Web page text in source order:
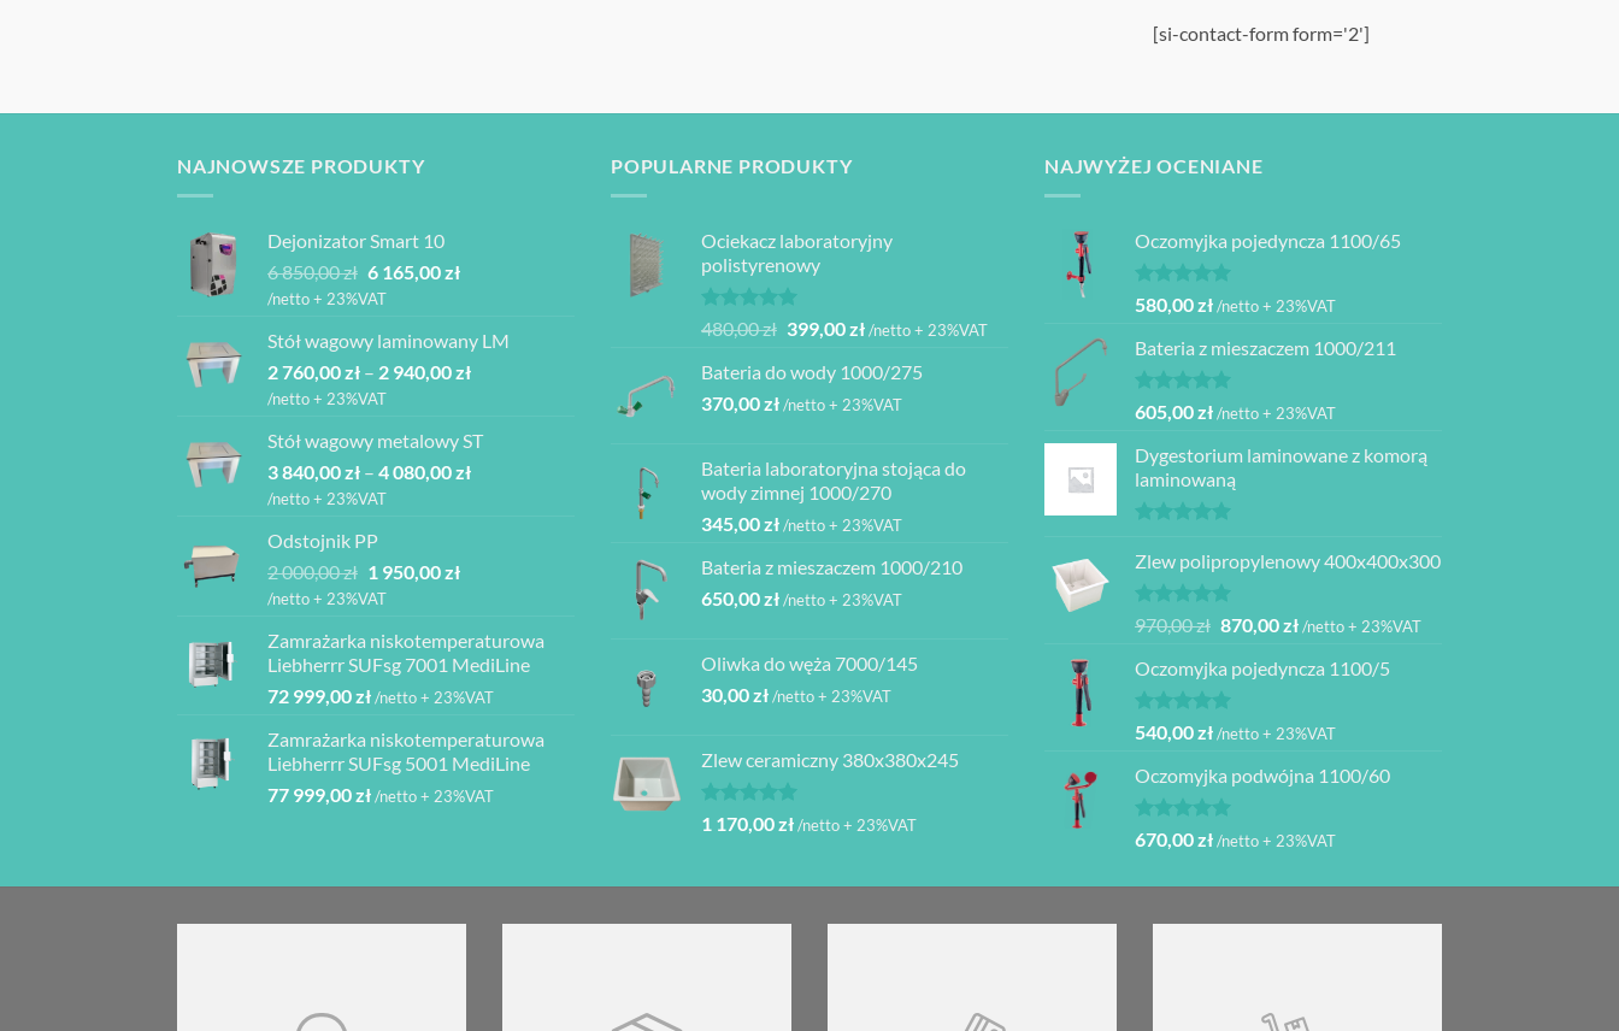
[si-contact-form form='2']
NAJNOWSZE PRODUKTY
Dejonizator Smart 10
6 850,00zł Pierwotna
cena
6
850,00 zł.
6 165,00złAktualna
6
165,00 zł.
/netto + 23%VAT
Stół wagowy laminowany LM
2 760,00zł – 2 940,00złZakres
2
760,00 zł
/netto + 23%VAT
Stół wagowy metalowy ST
3 840,00zł – 4 080,00złZakres
080,00 zł
/netto + 23%VAT
Odstojnik PP
2 000,00zł Pierwotna
cena
2
000,00 zł.
1 950,00złAktualna
1
950,00 zł.
/netto + 23%VAT
Zamrażarka niskotemperaturowa
Liebherrr SUFsg 7001 MediLine
72 999,00zł/netto + 23%VAT
Zamrażarka niskotemperaturowa
Liebherrr SUFsg 5001 MediLine
77 999,00zł/netto + 23%VAT
POPULARNE PRODUKTY
Ociekacz laboratoryjny
polistyrenowy
Oceniono
na 5
480,00zł Pierwotna
wynosiła:
480,00 zł.
399,00złAktualna
wynosi:
399,00 zł.
/netto + 23%VAT
Bateria do wody 1000/275
370,00zł/netto + 23%VAT
Bateria laboratoryjna stojąca do
wody zimnej 1000/270
345,00zł/netto + 23%VAT
Bateria z mieszaczem 1000/210
650,00zł/netto + 23%VAT
Oliwka do węża 7000/145
30,00zł/netto + 23%VAT
Zlew ceramiczny 380x380x245
Oceniono
na 5
1 170,00zł/netto + 23%VAT
NAJWYŻEJ OCENIANE
Oczomyjka pojedyncza 1100/65
Oceniono
na 5
580,00zł/netto + 23%VAT
Bateria z mieszaczem 1000/211
Oceniono
na 5
605,00zł/netto + 23%VAT
Dygestorium laminowane z komorą
laminowaną
5.00na 5
Zlew polipropylenowy 400x400x300
Oceniono
na 5
970,00zł Pierwotna
wynosiła:
970,00 zł.
870,00złAktualna
wynosi:
/netto + 23%VAT
Oczomyjka pojedyncza 1100/5
Oceniono
na 5
540,00zł/netto + 23%VAT
Oczomyjka podwójna 1100/60
Oceniono
na 5
670,00zł/netto + 23%VAT